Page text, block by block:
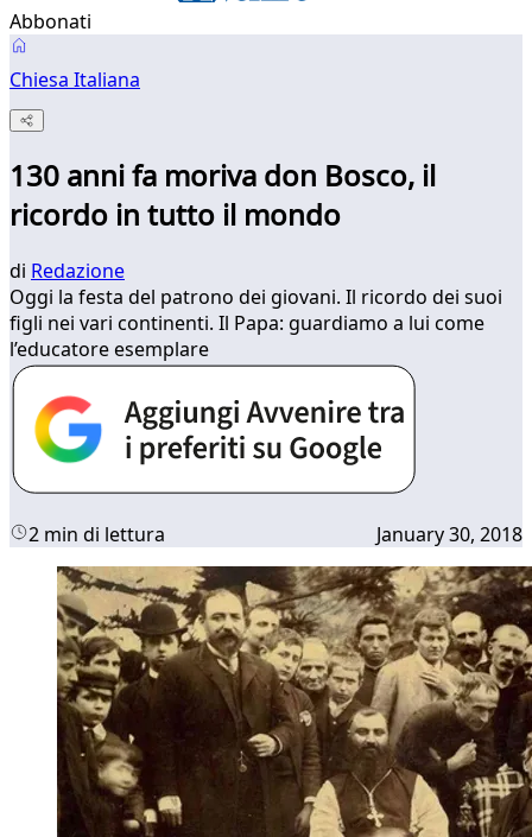
Abbonati
Chiesa Italiana
130 anni fa moriva don Bosco, il
ricordo in tutto il mondo
di Redazione
Oggi la festa del patrono dei giovani. Il ricordo dei suoi
figli nei vari continenti. Il Papa: guardiamo a lui come
l’educatore esemplare
2 min di lettura January 30, 2018